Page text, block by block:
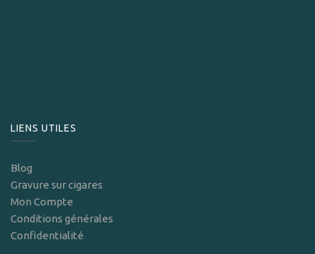
LIENS UTILES
Blog
Gravure sur cigares
Mon Compte
Conditions générales
Confidentialité